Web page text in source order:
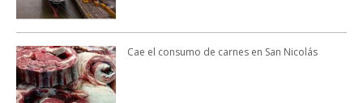
Cae el consumo de carnes en San Nicolás